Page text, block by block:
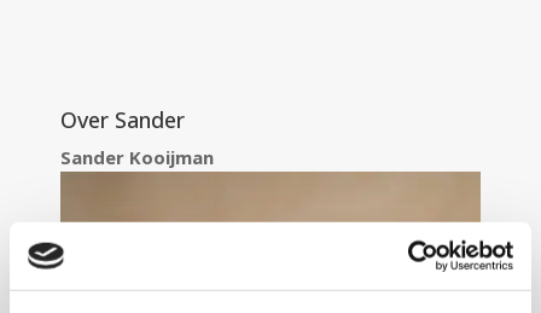
Over Sander
Sander Kooijman